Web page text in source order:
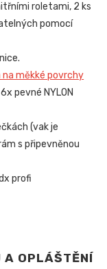
roletami, 2 ks
pomocí
na měkké povrchy
pevné NYLON
(vak je
s připevněnou
A OPLÁŠTĚNÍ